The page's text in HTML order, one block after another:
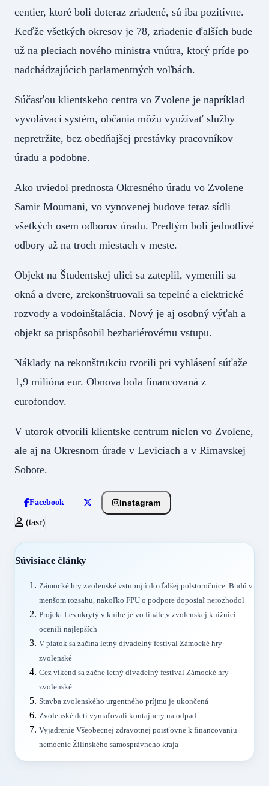
centier, ktoré boli doteraz zriadené, sú iba pozitívne.
Keďže všetkých okresov je 78, zriadenie ďalších bude
už na pleciach nového ministra vnútra, ktorý príde po
nadchádzajúcich parlamentných voľbách.
Súčasťou klientskeho centra vo Zvolene je napríklad
vyvolávací systém, občania môžu využívať služby
nepretržite, bez obedňajšej prestávky pracovníkov
úradu a podobne.
Ako uviedol prednosta Okresného úradu vo Zvolene
Samir Moumani, vo vynovenej budove teraz sídli
všetkých osem odborov úradu. Predtým boli jednotlivé
odbory až na troch miestach v meste.
Objekt na Študentskej ulici sa zateplil, vymenili sa
okná a dvere, zrekonštruovali sa tepelné a elektrické
rozvody a vodoinštalácia. Nový je aj osobný výťah a
objekt sa prispôsobil bezbariérovému vstupu.
Náklady na rekonštrukciu tvorili pri vyhlásení súťaže
1,9 milióna eur. Obnova bola financovaná z
eurofondov.
V utorok otvorili klientske centrum nielen vo Zvolene,
ale aj na Okresnom úrade v Leviciach a v Rimavskej
Sobote.
Facebook Instagram
(tasr)
Súvisiace články
Zámocké hry zvolenské vstupujú do ďalšej polstoročnice. Budú v
menšom rozsahu, nakoľko FPU o podpore doposiaľ nerozhodol
Projekt Les ukrytý v knihe je vo finále,v zvolenskej knižnici
ocenili najlepších
V piatok sa začína letný divadelný festival Zámocké hry
zvolenské
Cez víkend sa začne letný divadelný festival Zámocké hry
zvolenské
Stavba zvolenského urgentného príjmu je ukončená
Zvolenské deti vymaľovali kontajnery na odpad
Vyjadrenie Všeobecnej zdravotnej poisťovne k financovaniu
nemocníc Žilinského samosprávneho kraja